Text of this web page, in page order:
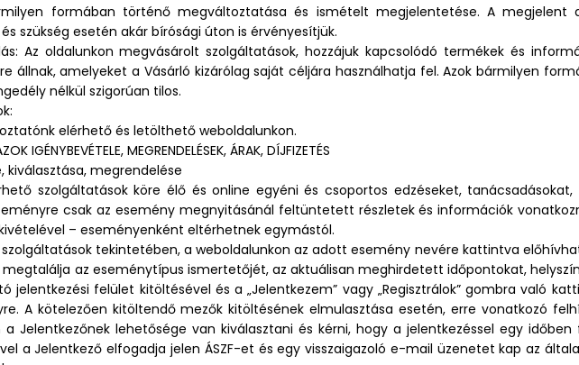
formában történő megváltoztatása és ismételt megjelentetése. A megjelent
szükség esetén akár bírósági úton is érvényesítjük.
Az oldalunkon megvásárolt szolgáltatások, hozzájuk kapcsolódó termékek és
állnak, amelyeket a Vásárló kizárólag saját céljára használhatja fel. Azok bármilyen
nélkül szigorúan tilos.
elérhető és letölthető weboldalunkon.
IGÉNYBEVÉTELE, MEGRENDELÉSEK, ÁRAK, DÍJFIZETÉS
kiválasztása, megrendelése
szolgáltatások köre élő és online egyéni és csoportos edzéseket,
csak az esemény megnyitásánál feltüntetett részletek és információk
– eseményenként eltérhetnek egymástól.
tekintetében, a weboldalunkon az adott esemény nevére kattintva
az eseménytípus ismertetőjét, az aktuálisan meghirdetett időpontokat,
jelentkezési felület kitöltésével és a „Jelentkezem” vagy „Regisztrálok” gombra való
A kötelezően kitöltendő mezők kitöltésének elmulasztása esetén, erre vonatkozó
Jelentkezőnek lehetősége van kiválasztani és kérni, hogy a jelentkezéssel egy időben
a Jelentkező elfogadja jelen ÁSZF-et és egy visszaigazoló e-mail üzenetet kap az